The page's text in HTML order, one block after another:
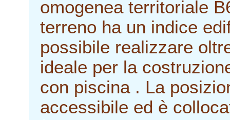
omogenea territoriale
terreno ha un indice
possibile realizzare
ideale per la
con piscina . La
accessibile ed è